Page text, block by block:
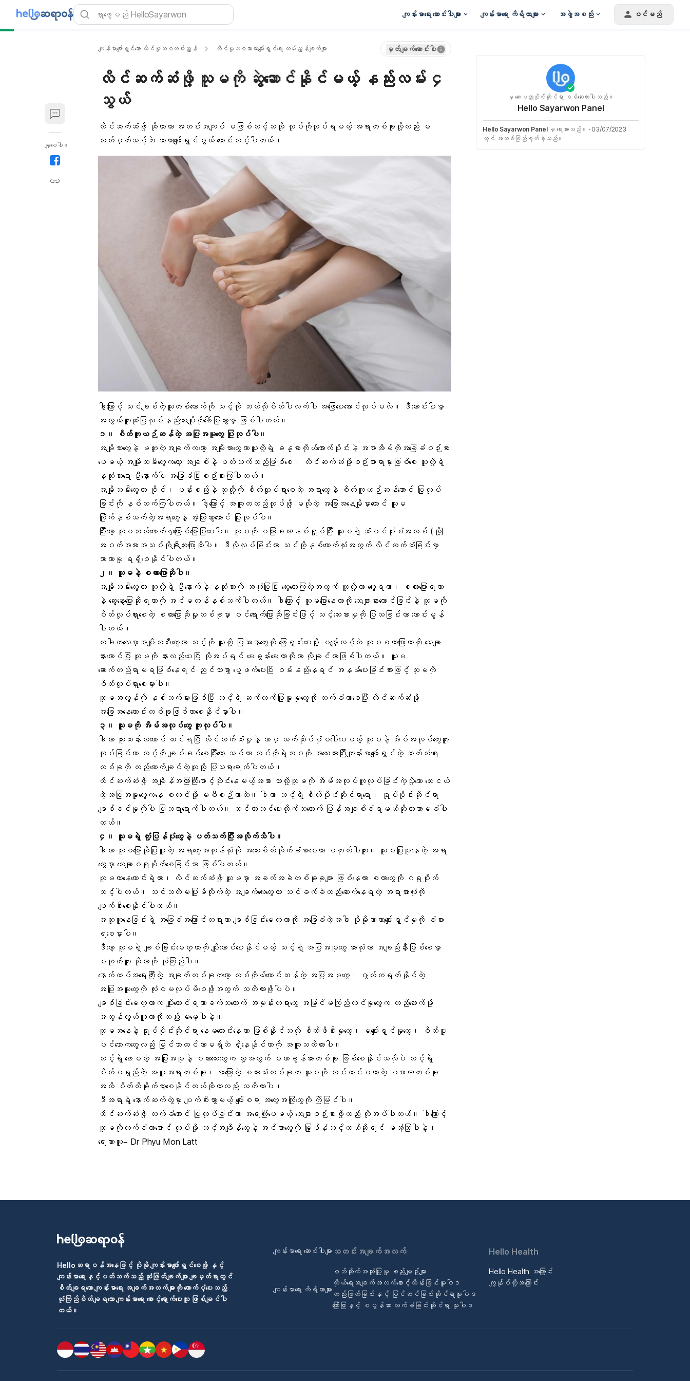
ကျန်းမာရေး ဆောင်းပါးများ ကျန်းမာရေး ကိရိယာများ အဖွဲ့အစည်း ဝင်မည်
မျှဝေပါ။
ကျန်းမာပျော်ရွှင်သော လိင်မှုဘဝလမ်းညွှန် လိင်မှုဘဝသာယာပျော်ရွှင်ရေး လမ်းညွှန်ချက်များ မှတ်ချက်ဆောင်းပါး
လိင်ဆက်ဆံဖို့ သူမကို ဆွဲဆောင်နိုင်မယ့် နည်းလမ်း ၄
သွယ်
လိင်ဆက်ဆံဖို့ ဆိုတာဟာ အတင်းအကျပ် မဖြစ်သင့်သလို လုပ်ကိုလုပ်ရမယ့် အရာတစ်ခုလို့လည်း မ
သတ်မှတ်သင့်ဘဲ သာယာပျော်ရွှင်ဖွယ် ကောင်းသင့်ပါတယ်။
ဒါ့ကြောင့် သင်ချစ်တဲ့သူတစ်ယောက်ကို သင့်ကို ဘယ်လိုစိတ်ပါလက်ပါ အဖြေပေးအောင်လုပ်မလဲ။ ဒီဆောင်းပါးမှာ
အလွယ်ကူဆုံးပြုလုပ်နည်းလေးမျိုးကိုဖေါ်ပြသွားမှာ ဖြစ်ပါတယ်။
၁။ စိတ်ကူးယဉ်ဆန်တဲ့ အပြုအမူတွေ ပြုလုပ်ပါ။
အမျိုးသားတွေနဲ့ မတူတဲ့အချက်ကတော့ အမျိုးသားတွေဟာသူတို့ရဲ့
ခန္ဓာကိုယ်အောက်ပိုင် းနဲ့ အစာအိမ် ကိုအခြေခံစဉ်းစား
ပေမယ့် အမျိုးသမီးတွေကတော့ အချစ် နဲ့ ပတ်သက်သည်ဖြစ်စေ၊ လိင်ဆက်ဆံဖို့စဉ်းစားရာမှာဖြစ်စေ သူတို့ရဲ့
နှလုံးသားရော ဦးနှောက်ပါ အခြေခံပြီးစဉ်းစားကြပါတယ်။
အမျိုးသမီးတွေဟာ ဝိုင်၊
ပန်းစည်းနဲ့ သူတို့ကို စိတ်လှုပ်ရှားစေတဲ့ အရာတွေနဲ့ စိတ်ကူးယဉ်ဆန်အောင် ပြုလုပ်
ခြင်းကို နှစ်သက်ကြပါတယ်။ ဒါ့ကြောင့် အထူးတလည်လုပ်ဖို့ မလိုတဲ့ အခြေအနေမျိုးမှာတောင် သူမ
ကြိုက်နှစ်သက်တဲ့အရာတွေနဲ့ အံ့သြသွားအောင် ပြုလုပ်ပါ။
ပြီးတော့ သူမဘယ်လောက်လှကြောင်းပြောပြပေးပါ။ သူမကို မကြာခဏနမ်းရှုပ်ပြီး သူမရဲ့ ဆံပင်ပုံစံအသစ် (သို့)
အဝတ်အစားအသစ်ကိုချီးကျူးပြောဆိုပါ။ ဒီလိုလုပ်ခြင်းဟာ သင်တို့နှစ်ယောက်လုံးအတွက် လိင်ဆက်ဆံခြင်းမှာ
သာယာမှု ရရှိစေနိုင်ပါတယ်။
၂။ သူမနဲ့ စကားပြောဆိုပါ။
အမျိုးသမီးတွေဟာ သူတို့ရဲ့ ဦးနှောက်နဲ့ နှလုံးသားကို အသုံးပြုပြီး တွေးတောကြတဲ့အတွက် သူတို့ဟာ တွေးရတာ၊ စကားပြောရတာ
နဲ့ ဆွေးနွေးပြောဆိုရတာကို အင်မတန်နှစ်သက်ပါတယ်။ ဒါကြောင့် သူမပြောနေတာကို သေချာနားထောင်ခြင်းနဲ့ သူမကို
စိတ်လှုပ်ရှားစေတဲ့ စကားပြောဆိုမှုတစ်ခုမှာ ဝင်ရောက်ပြောဆိုခြင်းဖြင့် သင့်လေးစားမှုကို ပြသခြင်းဟာ ကောင်းမွန်
ပါတယ်။
တခါတလေမှာအမျိုးသမီးတွေဟာ သင့်ကို သူတို့ ပြဿနာတွေကို ဖြေရှင်းပေးဖို့ မမျှော်လင့်ဘဲ သူမစကားပြောတာကို သေချာ
နားထောင်ပြီး သူမကို နားလည်ပေးပြီး လိုအပ်ရင် မေးခွန်းမေးတာကိုသာ လိုချင်တာဖြစ်ပါတယ်။ သူမ
ဆောက်တည်ရာမရဖြစ်နေရင် ညင်သာစွာ ပွေ့ဖက်ပေးပြီး ဝမ်းနည်းနေရင် အနမ်းပေးခြင်းအားဖြင့် သူမကို
စိတ်လှုပ်ရှားစေမှာပါ။
သူမအလွန်ကို နှစ်သက်မှာဖြစ်ပြီး သင့်ရဲ့ ဆက်လက်ပြုမူမှုတွေကို လက်ခံလာစေပြီး လိင်ဆက်ဆံဖို့
အခြေအနေကောင်းတစ်ခုဖြစ်လာစေနိုင်မှာပါ။
၃။ သူမကို အိမ်အလုပ်တွေ ကူလုပ်ပါ။
ဒါဟာ ထူးဆန်းသယောင် ထင်ရပြီး လိင်ဆက်ဆံမှုနဲ့ ဘာမှ သက်ဆိုင်ပုံမပေါ်ပေမယ့် သူမနဲ့ အိမ်အလုပ်တွေကူ
လုပ်ခြင်းဟာ သင့်ကို ချစ်ခင်စေပြီးတော့ သင်ဟာ သင်တို့ရဲ့ဘဝကို အလေးထားပြီးကျန်းမာပျော်ရွှင်တဲ့ ဆက်ဆံရေး
တစ်ခုကို တည်ဆောက်ချင်တဲ့သူလို့ ပြသရာရောက်ပါတယ်။
လိင်ဆက်ဆံဖို့ အချိန်အကြာကြီးစောင့်ဆိုင်းနေမယ့်အစား ဘာလို့သူမကို အိမ်အလုပ်ကူလုပ်ခြင်းကဲ့သို့သော သေးငယ်
တဲ့အပြုအမူတွေကနေ စတင်ဖို့ မစီစဉ်တာလဲ။ ဒါဟာ သင့်ရဲ့ စိတ်ပိုင်းဆိုင်ရာရော၊ ရုပ်ပိုင်းဆိုင်ရာ
ချစ်ခင်မှုကိုပါ ပြသရာရောက်ပါတယ်။ သင်ဟာသင်ပေးလိုက်သလောက် ပြန်အချစ်ခံရမယ်ဆိုတာအာမခံပါ
တယ်။
၄။ သူမရဲ့ တုံ့ပြန်ပုံတွေနဲ့ ပတ်သက်ပြီးအလိုက်သိပါ။
ဒါဟာ သူမပြောဆိုပြုမူတဲ့ အရာတွေအကုန်လုံးကို အသေးစိတ်လိုက်ခံစားစေတာ မဟုတ်ပါဘူး။ သူမပြုမူနေတဲ့ အရာ
တွေမှာ သေချာဂရုစိုက်စေခြင်းသာ ဖြစ်ပါတယ်။
သူမဟာနေကောင်းရဲ့လား၊ လိင်ဆက်ဆံဖို့ သူမမှာ အခက်အခဲတစ်ခုခုများ ဖြစ်နေလား စတာတွေကို ဂရုစိုက်
သင့်ပါတယ်။ သင်သတိမပြုမိလိုက်တဲ့ အချက်လေးတွေဟာ သင်ခက်ခဲတည်ဆောက်နေရတဲ့ အရာအားလုံးကို
ပျက်စီးစေနိုင်ပါတယ်။
အတူတူနေခြင်းရဲ့ အခြေခံအကြောင်းတရားဟာ ချစ်ခြင်းမေတ္တာကို အခြေခံတဲ့အခါ ပိုမိုသာယာပျော်ရွှင်မှုကို ခံစား
ရစေမှာပါ။
ဒီတော့ သူမရဲ့ ချစ်ခြင်းမေတ္တာကို ပျိုးထောင်ပေးနိုင်မယ့် သင့်ရဲ့ အပြုအမူတွေ အားလုံးဟာ အချည်းနှီးဖြစ်စေမှာ
မဟုတ်ဘူး ဆိုတာကို ယုံကြည်ပါ။
နောက်ထပ်အရေးကြီးတဲ့ အချက်တစ်ခုကတော့ တစ်ကိုယ်ကောင်းဆန်တဲ့ အပြုအမူတွေ၊ ဇွတ်တရွတ်နိုင်တဲ့
အပြုအမူတွေကို လုံးဝမလုပ်မိစေဖို့အတွက် သတိထားဖို့ပါပဲ။
ချစ်ခြင်းမေတ္တာက ပျိုးထောင်ရတာခက်သလောက် အမုန်းတရားတွေ အမြင်မကြည်လင်မှုတွေက တည်ဆောက်ဖို့
အလွန်လွယ်ကူတာကိုလည်း မမေ့ပါနဲ့။
သူမအနေနဲ့ ရုပ်ပိုင်းဆိုင်ရာ နေမကောင်းနေတာ ဖြစ်နိုင်သလို စိတ်ဖိစီးမှုတွေ၊ မပျော်ရွှင်မှုတွေ၊ စိတ်ပူ
ပင်သောကတွေလည်း မြင်သာထင်သာမရှိဘဲ ရှိနေနိုင်တာကို အထူးသတိထားပါ။
သင့်ရဲ့ ဖေးမတဲ့ အပြုအမူနဲ့ စကားလေးတွေက သူ့အတွက် မဟာခွန်အားတစ်ခု ဖြစ်စေနိုင်သလိုပဲ သင့်ရဲ့
စိတ်မရှည်တဲ့ အမူအရာတစ်ခု၊ မာကြောတဲ့ စကားသံတစ်ခုက သူမကို သင်ထင်မထားတဲ့ ပမာဏတစ်ခု
အထိ စိတ်ထိခိုက်သွားစေနိုင်တယ်ဆိုတာလည်း သတိထားပါ။
ဒီအရာရဲ့ နောက်ဆက်တွဲမှာ ပျက်စီးသွားမယ့် ပျော်စရာ အတွေ့အကြုံတွေကို ကြိုမြင်ပါ။
လိင်ဆက်ဆံဖို့ လက်ခံအောင် ပြုလုပ်ခြင်းဟာ အရေးကြီးပေမယ့် သေချာစဉ်းစားဖို့လည်း လိုအပ်ပါတယ်။ ဒါကြောင့်
သူမကိုလက်ခံလာအောင် လုပ်ဖို့ သင့်အချိန်တွေနဲ့ အင်အားတွေကို မြှုပ်နှံသင့်တယ်ဆိုရင် မအံ့သြပါနဲ့။
ရေးသားသူ− Dr Phyu Mon Latt
မှ ဆေးပညာပိုင်းဆိုင်ရာ စစ်ဆေးထားပါသည်။
Hello Sayarwon Panel
Hello Sayarwon Panelမှ ရေးသားသည်။ · 03/07/2023
တွင် အသစ်ဖြည့်စွက်ခဲ့သည်။
Helloဆရာဝန်အနေဖြင့် ပိုမို ကျန်းမာပျော်ရွှင်စေဖို့ နှင့်
ကျန်းမာရေးနှင့်ပတ်သက်သည့် ဆုံးဖြတ်ချက်များ ချမှတ်ရာတွင်
စိတ်ချရသော ကျန်းမာရေး အချက်အလက်များကို ထောက်ပံ့ပေးသည့်
ယုံကြည်စိတ်ချရသော ကျန်းမာရေး စောင့်ရှောက်ပေးသူ ဖြစ်ချင်ပါ
တယ်။
ကျန်းမာရေး ဆောင်းပါးများ
ကျန်းမာရေး ကိရိယာများ
သတင်းအချက်အလက်
ဝဘ်ဆိုက်အသုံးပြုမှု စည်းမျဉ်းများ
ကိုယ်ရေးအချက်အလက်စောင့်ထိန်းခြင်းမူဝါဒ
တည်းဖြတ်ခြင်းနှင့် ပြင်ဆင်ခြင်းဆိုင်ရာမူဝါဒ
ကြော်ငြာနှင့် စပွန်ဆာ လက်ခံခြင်းဆိုင်ရာ မူဝါဒ
Hello Health
Hello Health အကြောင်း
ကျွန်ုပ်တို့အကြောင်း